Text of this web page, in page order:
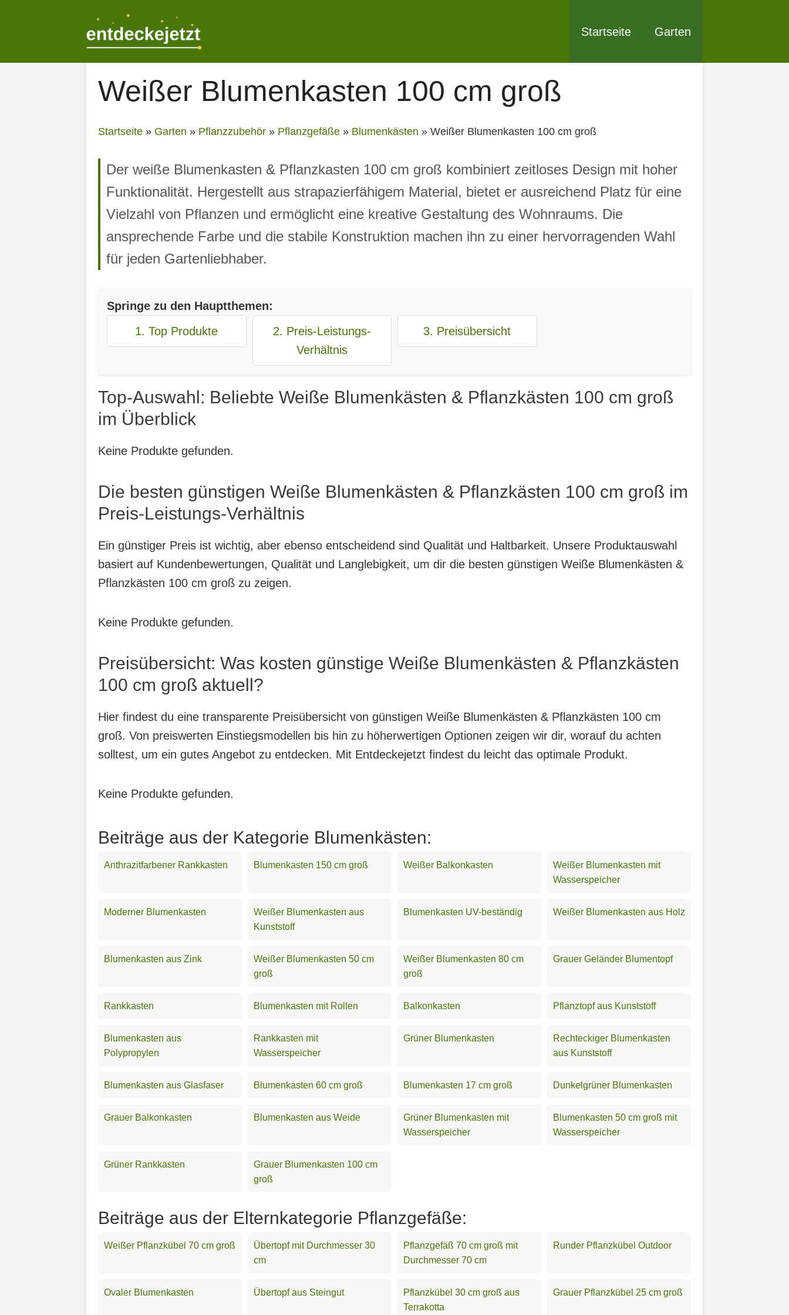
Startseite Garten
Weißer Blumenkasten 100 cm groß
Startseite » Garten » Pflanzzubehör » Pflanzgefäße » Blumenkästen » Weißer Blumenkasten 100 cm groß
Der weiße Blumenkasten & Pflanzkasten 100 cm groß kombiniert zeitloses Design mit hoher
Funktionalität. Hergestellt aus strapazierfähigem Material, bietet er ausreichend Platz für eine
Vielzahl von Pflanzen und ermöglicht eine kreative Gestaltung des Wohnraums. Die
ansprechende Farbe und die stabile Konstruktion machen ihn zu einer hervorragenden Wahl
für jeden Gartenliebhaber.
Springe zu den Hauptthemen:
1. Top Produkte
2. Preis-Leistungs-
Verhältnis
3. Preisübersicht
Top-Auswahl: Beliebte Weiße Blumenkästen & Pflanzkästen 100 cm groß
im Überblick
Keine Produkte gefunden.
Die besten günstigen Weiße Blumenkästen & Pflanzkästen 100 cm groß im
Preis-Leistungs-Verhältnis
Ein günstiger Preis ist wichtig, aber ebenso entscheidend sind Qualität und Haltbarkeit. Unsere Produktauswahl
basiert auf Kundenbewertungen, Qualität und Langlebigkeit, um dir die besten günstigen Weiße Blumenkästen &
Pflanzkästen 100 cm groß zu zeigen.
Keine Produkte gefunden.
Preisübersicht: Was kosten günstige Weiße Blumenkästen & Pflanzkästen
100 cm groß aktuell?
Hier findest du eine transparente Preisübersicht von günstigen Weiße Blumenkästen & Pflanzkästen 100 cm
groß. Von preiswerten Einstiegsmodellen bis hin zu höherwertigen Optionen zeigen wir dir, worauf du achten
solltest, um ein gutes Angebot zu entdecken. Mit Entdeckejetzt findest du leicht das optimale Produkt.
Keine Produkte gefunden.
Beiträge aus der Kategorie Blumenkästen:
Anthrazitfarbener Rankkasten Blumenkasten 150 cm groß Weißer Balkonkasten
Weißer Blumenkasten mit
Wasserspeicher
Moderner Blumenkasten
Weißer Blumenkasten aus
Kunststoff
Blumenkasten UV-beständig Weißer Blumenkasten aus Holz
Blumenkasten aus Zink
Weißer Blumenkasten 50 cm
groß
Weißer Blumenkasten 80 cm
groß
Grauer Geländer Blumentopf
Rankkasten Blumenkasten mit Rollen Balkonkasten Pflanztopf aus Kunststoff
Blumenkasten aus
Polypropylen
Rankkasten mit
Wasserspeicher
Grüner Blumenkasten
Rechteckiger Blumenkasten
aus Kunststoff
Blumenkasten aus Glasfaser Blumenkasten 60 cm groß Blumenkasten 17 cm groß Dunkelgrüner Blumenkasten
Grauer Balkonkasten Blumenkasten aus Weide
Grüner Blumenkasten mit
Wasserspeicher
Blumenkasten 50 cm groß mit
Wasserspeicher
Grüner Rankkasten
Grauer Blumenkasten 100 cm
groß
Beiträge aus der Elternkategorie Pflanzgefäße:
Weißer Pflanzkübel 70 cm groß
Übertopf mit Durchmesser 30
cm
Pflanzgefäß 70 cm groß mit
Durchmesser 70 cm
Runder Pflanzkübel Outdoor
Ovaler Blumenkasten Übertopf aus Steingut
Pflanzkübel 30 cm groß aus
Terrakotta
Grauer Pflanzkübel 25 cm groß